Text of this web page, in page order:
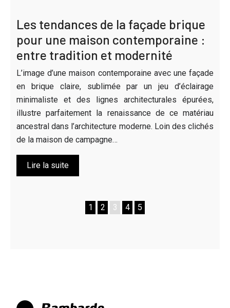
Les tendances de la façade brique
pour une maison contemporaine :
entre tradition et modernité
L’image d’une maison contemporaine avec une façade
en brique claire, sublimée par un jeu d’éclairage
minimaliste et des lignes architecturales épurées,
illustre parfaitement la renaissance de ce matériau
ancestral dans l’architecture moderne. Loin des clichés
de la maison de campagne…
Lire la suite
1 2 3 4 5